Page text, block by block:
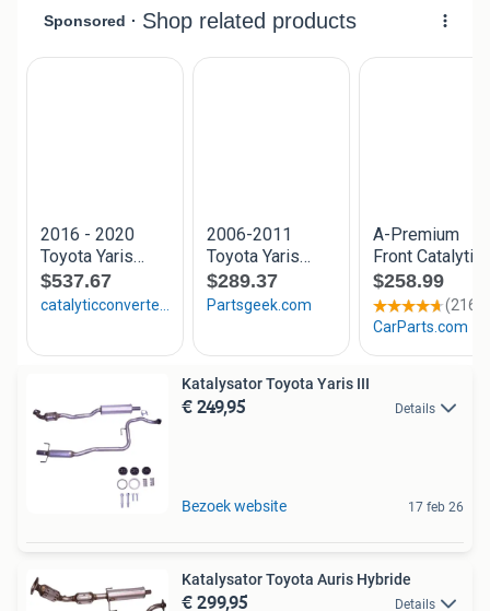
Katalysator Toyota Yaris III
€ 249,95 Details
Bezoek website 17 feb 26
Katalysator Toyota Auris Hybride
€ 299,95 Details